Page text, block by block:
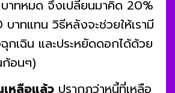
ทหมด จึงเปลี่ยนมาคิด 20%
าทแทน วิธีหลังจะช่วยให้เรามี
กเฉิน และประหยัดดอกได้ด้วย
ก้อนๆ)
หลือแล้ว ปรากฏว่าหนี้ที่เหลือ